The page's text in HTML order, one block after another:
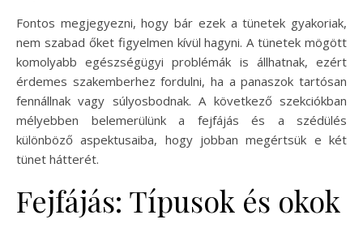
Fontos megjegyezni, hogy bár ezek a tünetek gyakoriak,
nem szabad őket figyelmen kívül hagyni. A tünetek mögött
komolyabb egészségügyi problémák is állhatnak, ezért
érdemes szakemberhez fordulni, ha a panaszok tartósan
fennállnak vagy súlyosbodnak. A következő szekciókban
mélyebben belemerülünk a fejfájás és a szédülés
különböző aspektusaiba, hogy jobban megértsük e két
tünet hátterét.
Fejfájás: Típusok és okok